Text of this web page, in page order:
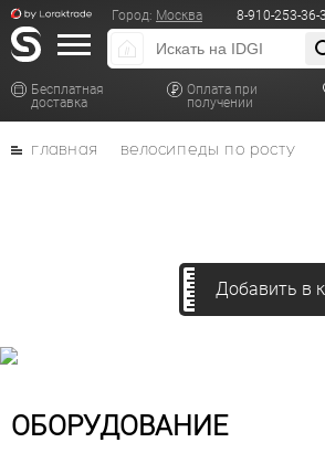
Город: Москва 8-910-253-36-
Бесплатная
доставка
Оплата при
получении
главная велосипеды по росту
Добавить в
ОБОРУДОВАНИЕ